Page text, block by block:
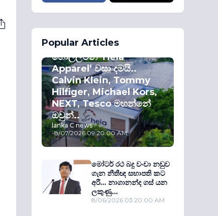
Popular Articles
කොළඹ කොටස්
හොල්ලමින් ‘Hela
Apparel’ වසා දමයි..
Calvin Klein, Tommy
Hilfiger, Michael Kors,
NEXT, Tesco මහන්නේ
ඔවුන්..
lanka C news
-8/07/2026 09:20:00 AM
මෝටර් රථ බදු වංචා නඩුව
ගැන නීතීඥ සභාපති කට
අරී... නාගානන්ද ගස් යන
ලකුණු...
8/06/2026 03:20:00 AM